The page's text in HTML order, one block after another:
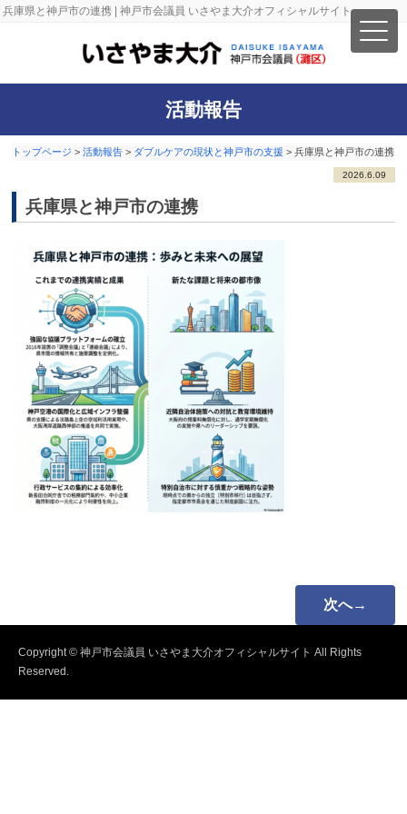
兵庫県と神戸市の連携 | 神戸市会議員 いさやま大介オフィシャルサイト
活動報告
トップページ >活動報告 > ダブルケアの現状と神戸市の支援 >兵庫県と神戸市の連携
2026.6.09
兵庫県と神戸市の連携
次へ→
Copyright © 神戸市会議員 いさやま大介オフィシャルサイト All Rights
Reserved.